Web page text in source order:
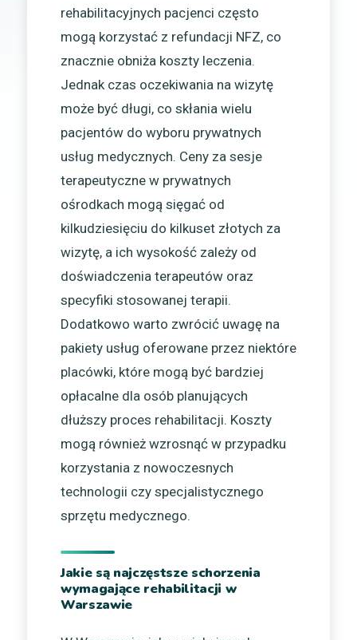
rehabilitacyjnych pacjenci często
mogą korzystać z refundacji NFZ, co
znacznie obniża koszty leczenia.
Jednak czas oczekiwania na wizytę
może być długi, co skłania wielu
pacjentów do wyboru prywatnych
usług medycznych. Ceny za sesje
terapeutyczne w prywatnych
ośrodkach mogą sięgać od
kilkudziesięciu do kilkuset złotych za
wizytę, a ich wysokość zależy od
doświadczenia terapeutów oraz
specyfiki stosowanej terapii.
Dodatkowo warto zwrócić uwagę na
pakiety usług oferowane przez niektóre
placówki, które mogą być bardziej
opłacalne dla osób planujących
dłuższy proces rehabilitacji. Koszty
mogą również wzrosnąć w przypadku
korzystania z nowoczesnych
technologii czy specjalistycznego
sprzętu medycznego.
Jakie są najczęstsze schorzenia
wymagające rehabilitacji w
Warszawie